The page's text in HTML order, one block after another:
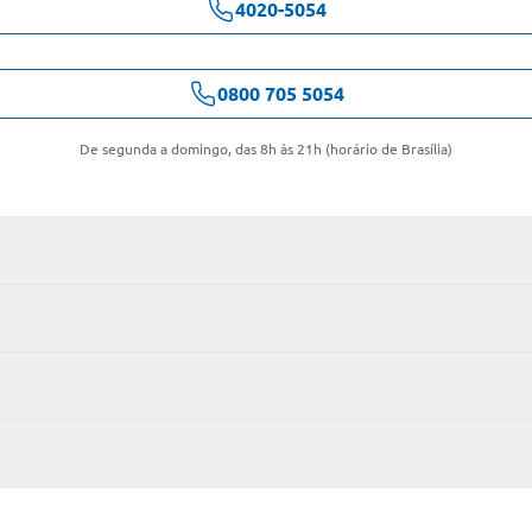
4020-5054
0800 705 5054
De segunda a domingo, das 8h às 21h (horário de Brasília)